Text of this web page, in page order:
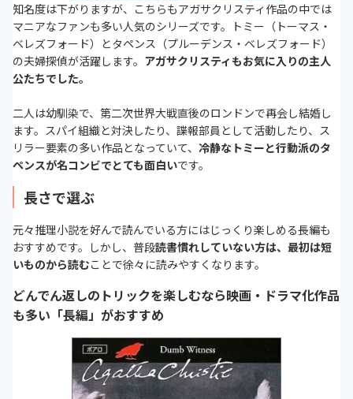
知名度は下がりますが、こちらもアガサクリスティ作品の中では
マニアなファンも多い人気のシリーズです。トミー（トーマス・
ベレズフォード）とタペンス（プルーデンス・ベレズフォード）
の夫婦探偵が活躍します。 アガサクリスティもお気に入りの主人
公たちでした。
二人は幼馴染で、第二次世界大戦直後のロンドンで再会し結婚し
ます。スパイ組織と対決したり、諜報部員として活動したり、ス
リラー要素の多い作品となっていて、 冷静なトミーと行動派のタ
ペンスが名コンビでとても面白いです。
長さで選ぶ
元々推理小説を好んで読んでいる方にはじっくり楽しめる長編も
おすすめです。しかし、普段読書慣れしていない方は、最初は短
いものから読むことで徐々に読みやすくなります。
どんでん返しのトリックを楽しむなら映画・ドラマ化作品
も多い「長編」がおすすめ